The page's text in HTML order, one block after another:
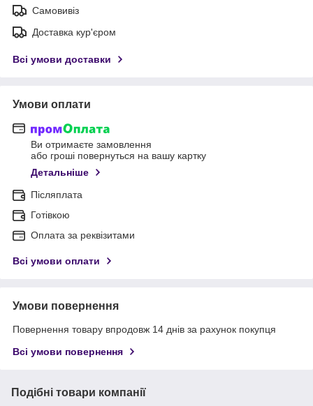
Самовивіз
Доставка кур'єром
Всі умови доставки
Умови оплати
Ви отримаєте замовлення
або гроші повернуться на вашу картку
Детальніше
Післяплата
Готівкою
Оплата за реквізитами
Всі умови оплати
Умови повернення
Повернення товару впродовж 14 днів за рахунок покупця
Всі умови повернення
Подібні товари компанії